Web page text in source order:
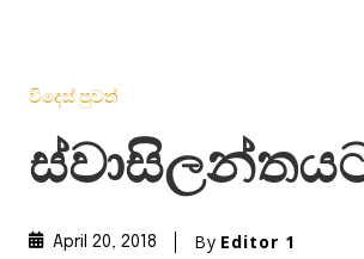
විදෙස් පුවත්
April 20, 2018 By Editor 1